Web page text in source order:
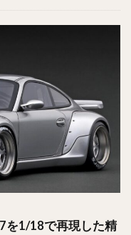
を1/18で再現した精